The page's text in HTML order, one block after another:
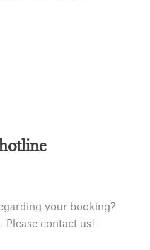
your booking?
Please contact us!